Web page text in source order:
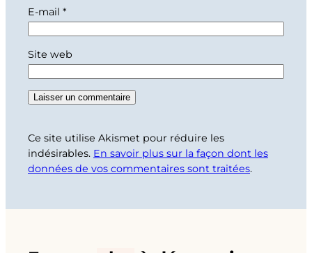
E-mail *
Site web
Ce site utilise Akismet pour réduire les
indésirables. En savoir plus sur la façon dont les
données de vos commentaires sont traitées.